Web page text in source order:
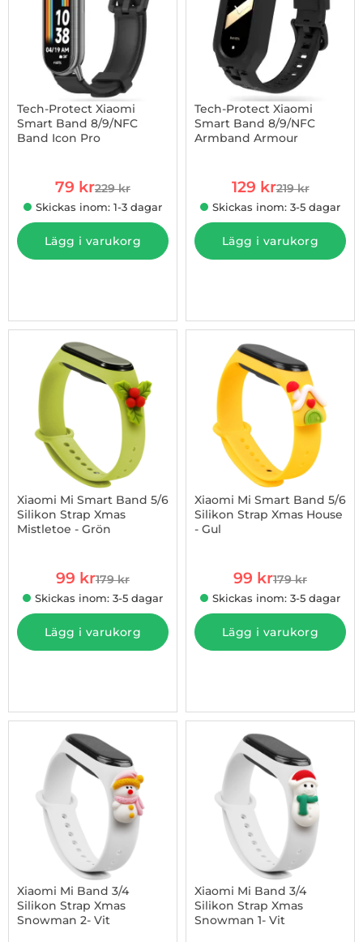
Tech-Protect Xiaomi
Smart Band 8/9/NFC
Band Icon Pro
rea pris
79 krtidigare pris
229 kr
Skickas inom: 1-3 dagar
Lägg i varukorg
Tech-Protect Xiaomi
Smart Band 8/9/NFC
Armband Armour
rea pris
129 krtidigare pris
219 kr
Skickas inom: 3-5 dagar
Lägg i varukorg
-45%
Xiaomi Mi Smart Band 5/6
Silikon Strap Xmas
Mistletoe - Grön
rea pris
99 krtidigare pris
179 kr
Skickas inom: 3-5 dagar
Lägg i varukorg
Xiaomi Mi Smart Band 5/6
Silikon Strap Xmas House
- Gul
rea pris
99 krtidigare pris
179 kr
Skickas inom: 3-5 dagar
Lägg i varukorg
-45%
Xiaomi Mi Band 3/4
Silikon Strap Xmas
Snowman 2- Vit
Xiaomi Mi Band 3/4
Silikon Strap Xmas
Snowman 1- Vit